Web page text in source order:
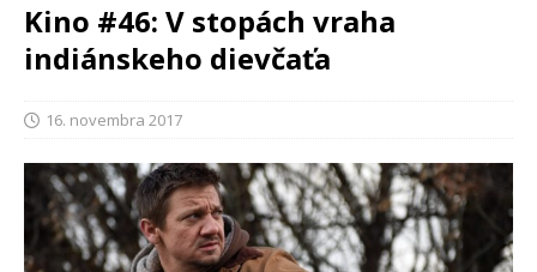
Kino #46: V stopách vraha
indiánskeho dievčaťa
16. novembra 2017